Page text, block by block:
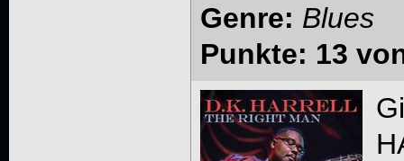
Genre: Blues
Punkte: 13